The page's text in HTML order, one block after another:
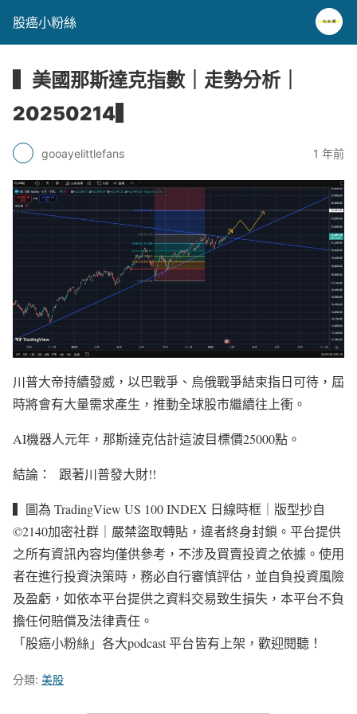
股癌小粉絲
▍美國那斯達克指數｜走勢分析｜
20250214▍
gooayelittlefans 1 年前
川普大帝持續發威，以巴戰爭、烏俄戰爭結束指日可待，屆
時將會有大量需求產生，推動全球股市繼續往上衝。
AI機器人元年，那斯達克估計這波目標價25000點。
結論： 跟著川普發大財!!
▍圖為 TradingView US 100 INDEX 日線時框｜版型抄自
©2140加密社群｜嚴禁盜取轉貼，違者終身封鎖。平台提供
之所有資訊內容均僅供參考，不涉及買賣投資之依據。使用
者在進行投資決策時，務必自行審慎評估，並自負投資風險
及盈虧，如依本平台提供之資料交易致生損失，本平台不負
擔任何賠償及法律責任。
「股癌小粉絲」各大podcast 平台皆有上架，歡迎閱聽！
分類: 美股